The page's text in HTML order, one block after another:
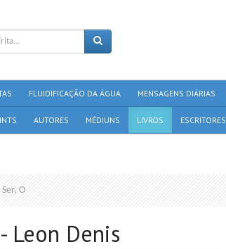
FLUIDIFICAÇÃO DA ÁGUA MENSAGENS DIÁRIAS
AUTORES MÉDIUNS LIVROS ESCRITORES
O
Leon Denis